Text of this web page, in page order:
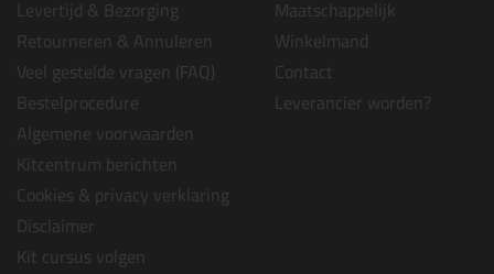
Levertijd & Bezorging
Retourneren & Annuleren
Veel gestelde vragen (FAQ)
Bestelprocedure
Algemene voorwaarden
Kitcentrum berichten
Cookies & privacy verklaring
Disclaimer
Kit cursus volgen
Maatschappelijk
Winkelmand
Contact
Leverancier worden?